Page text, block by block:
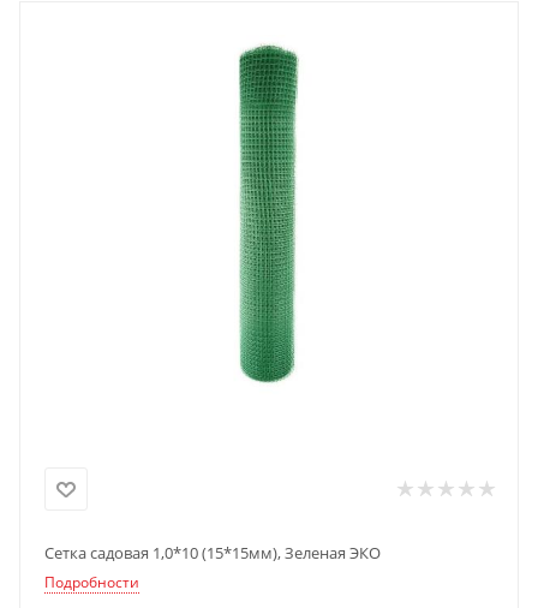
Сетка садовая 1,0*10 (15*15мм), Зеленая ЭКО
Подробности